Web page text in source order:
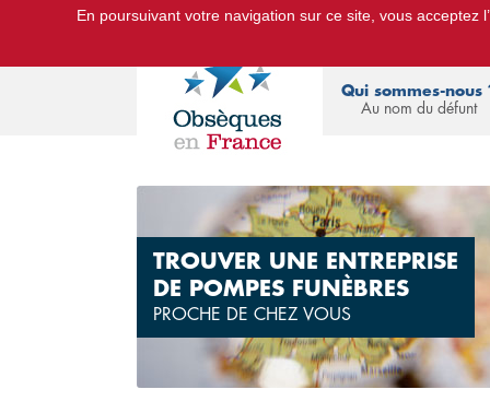
Le Portail d'Informations Obsèques :devis
Qui sommes-nous
Au nom du défunt
TROUVER UNE ENTREPRISE
DE POMPES FUNÈBRES
PROCHE DE CHEZ VOUS
En poursuivant votre navigation sur ce site, vous